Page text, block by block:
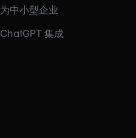
为中小型企业
ChatGPT 集成